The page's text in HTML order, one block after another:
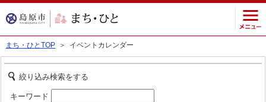
まち・ひとTOP ＞ イベントカレンダー
絞り込み検索をする
キーワード